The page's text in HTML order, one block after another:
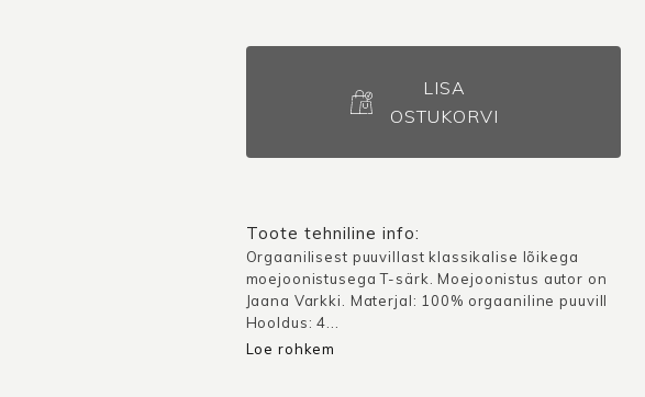
LISA
OSTUKORVI
Toote tehniline info:
Orgaanilisest puuvillast klassikalise lõikega
moejoonistusega T-särk. Moejoonistus autor on
Jaana Varkki. Materjal: 100% orgaaniline puuvill
Hooldus: 4...
Loe rohkem